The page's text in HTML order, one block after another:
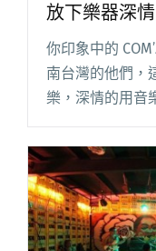
放下樂器深
你印象中的
南台灣的他們，
樂，深情的用音
出兩隻 MV，拍
"〈伸出你的手〉
深情陪你體驗！"